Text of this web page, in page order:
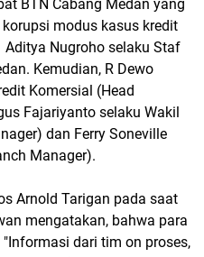
BTN Cabang Medan yang
modus kasus kredit
Nugroho selaku Staf
Kemudian, R Dewo
Komersial (Head
Fajariyanto selaku Wakil
dan Ferry Soneville
Manager).
Arnold Tarigan pada saat
mengatakan, bahwa para
dari tim on proses,